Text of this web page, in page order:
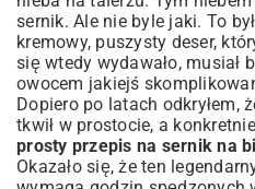
sernik. Ale nie byle jaki. To
kremowy, puszysty deser,
się wtedy wydawało, musiał
owocem jakiejś
Dopiero po latach odkryłem,
tkwił w prostocie, a
prosty przepis na sernik na
Okazało się, że ten